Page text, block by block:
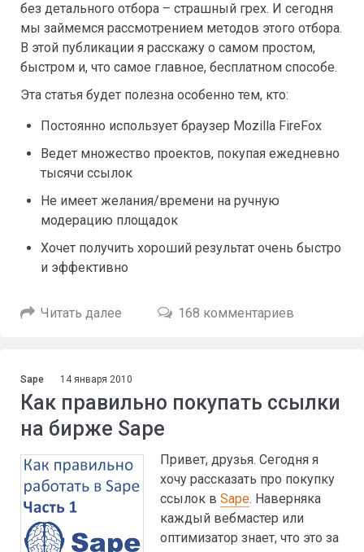
без детального отбора – страшный грех. И сегодня
мы займемся рассмотрением методов этого отбора.
В этой публикации я расскажу о самом простом,
быстром и, что самое главное, бесплатном способе.
Эта статья будет полезна особенно тем, кто:
Постоянно использует браузер Mozilla FireFox
Ведет множество проектов, покупая ежедневно
тысячи ссылок
Не имеет желания/времени на ручную
модерацию площадок
Хочет получить хороший результат очень быстро
и эффективно
Читать далее 168 комментариев
Sape 14 января 2010
Как правильно покупать ссылки
на бирже Sape
Привет, друзья. Сегодня я
хочу рассказать про покупку
ссылок в Sape. Наверняка
каждый вебмастер или
оптимизатор знает, что это за